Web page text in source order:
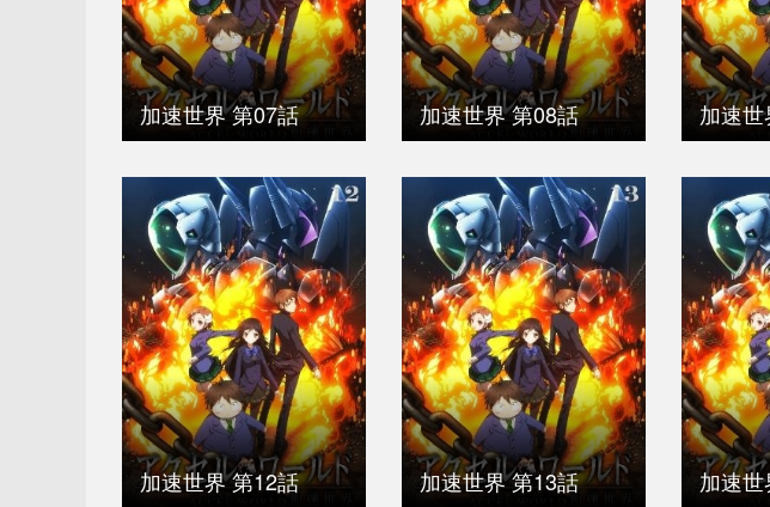
加速世界 第07話 加速世界 第08話 加速
加速世界 第12話 加速世界 第13話 加速